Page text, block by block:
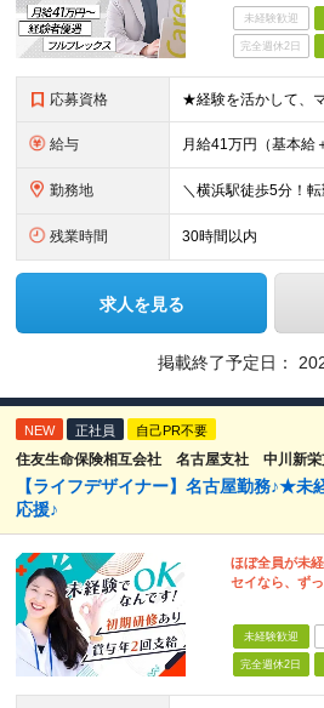
未経験歓迎
完全週休2日
応募資格
給与
勤務地
残業時間 30時間以内
求人を見る
掲載終了予定日：
NEW 正社員 自己PR不要
住友生命保険相互会社 名古屋支社 中川新栄
【ライフデザイナー】名古屋勤務♪★未
応援♪
ほぼ全員が未
セイなら、ず
未経験歓迎
完全週休2日